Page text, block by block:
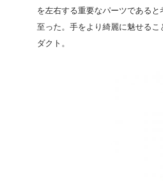
を左右する重要なパーツである
至った。手をより綺麗に魅せる
ダクト。